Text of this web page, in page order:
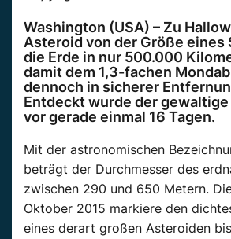
Washington (USA) – Zu
Asteroid von der Größe eines
die Erde in nur 500.000
damit dem 1,3-fachen
dennoch in sicherer
Entdeckt wurde der
vor gerade einmal 16 Tagen.
Mit der astronomischen
beträgt der Durchmesser des
zwischen 290 und 650 Metern.
Oktober 2015 markiere den
eines derart großen Asteroiden